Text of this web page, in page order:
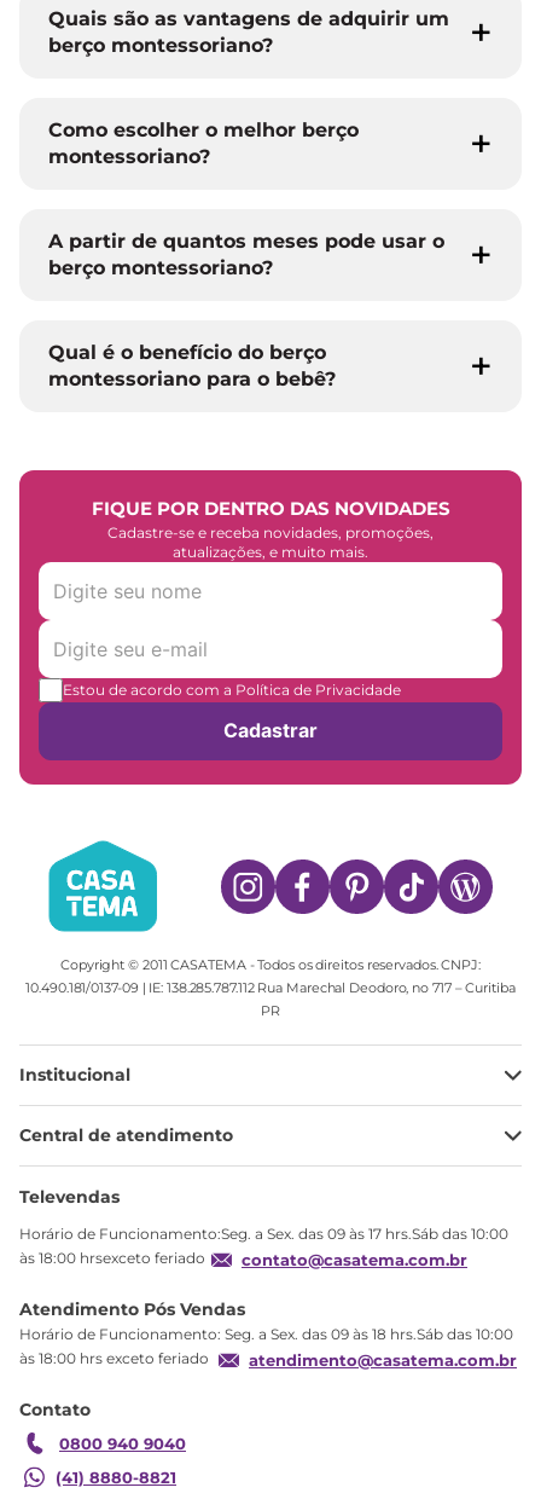
Quais são as vantagens de adquirir um
berço montessoriano?
Como escolher o melhor berço
montessoriano?
A partir de quantos meses pode usar o
berço montessoriano?
Qual é o benefício do berço
montessoriano para o bebê?
FIQUE POR DENTRO DAS NOVIDADES
Cadastre-se e receba novidades, promoções,
atualizações, e muito mais.
Estou de acordo com a Política de Privacidade
Cadastrar
Copyright © 2011 CASATEMA - Todos os direitos reservados. CNPJ:
10.490.181/0137-09 | IE: 138.285.787.112 Rua Marechal Deodoro, no 717 – Curitiba
PR
Institucional
Minha Conta
Meus pedidos
Troca
Garantia
Central de atendimento
Ajuda
Televendas
Horário de Funcionamento:Seg. a Sex. das 09 às 17 hrs.Sáb das 10:00
às 18:00 hrsexceto feriado
contato@casatema.com.br
Atendimento Pós Vendas
Horário de Funcionamento: Seg. a Sex. das 09 às 18 hrs.Sáb das 10:00
às 18:00 hrs exceto feriado
atendimento@casatema.com.br
Contato
0800 940 9040
(41) 8880-8821